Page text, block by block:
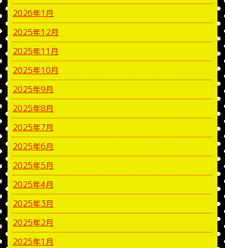
2026年1月
2025年12月
2025年11月
2025年10月
2025年9月
2025年8月
2025年7月
2025年6月
2025年5月
2025年4月
2025年3月
2025年2月
2025年1月